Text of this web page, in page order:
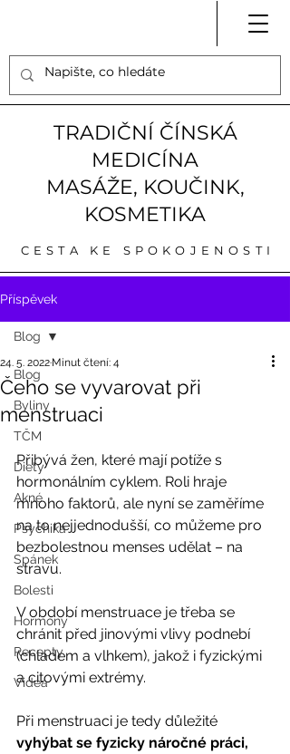
TRADIČNÍ ČÍNSKÁ
MEDICÍNA
MASÁŽE, KOUČINK,
KOSMETIKA
CESTA KE SPOKOJENOSTI
Příspěvek
Blog
Byliny
TČM
Diety
Akné
Psychika
Spánek
Bolesti
Hormony
Recepty
Videa
Blog
Čeho se vyvarovat při
menstruaci
24. 5. 2022 Minut čtení: 4
Přibývá žen, které mají potíže s
hormonálním cyklem. Roli hraje
mnoho faktorů, ale nyní se zaměříme
na to nejjednodušší, co můžeme pro
bezbolestnou menses udělat – na
stravu.
V období menstruace je třeba se
chránit před jinovými vlivy podnebí
(chladem a vlhkem), jakož i fyzickými
a citovými extrémy.
Při menstruaci je tedy důležité
vyhýbat se fyzicky náročné práci,